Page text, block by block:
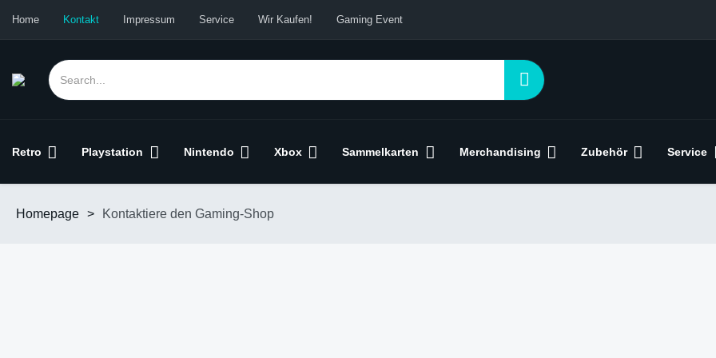
Home Kontakt Impressum Service Wir Kaufen! Gaming Event
Retro Playstation Nintendo Xbox Sammelkarten Merchandising Zubehör Service
Homepage > Kontaktiere den Gaming-Shop